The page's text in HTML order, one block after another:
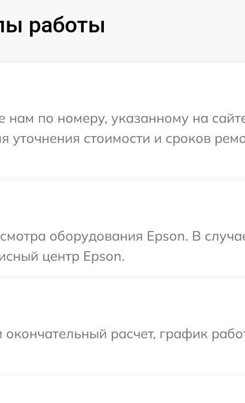
работы
по номеру, указанному на
стоимости и сроков
оборудования Epson. В
центр Epson.
расчет, график